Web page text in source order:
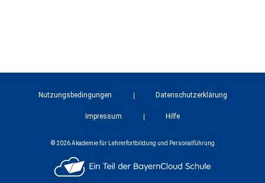
Nutzungsbedingungen Datenschutzerklärung
Impressum Hilfe
© 2026 Akademie für Lehrerfortbildung und Personalführung